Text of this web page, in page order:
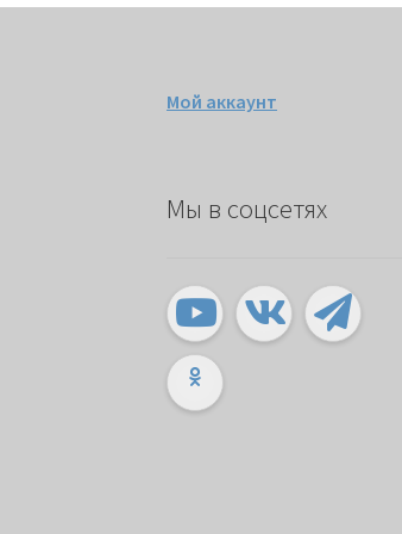
Мой аккаунт
Мы в соцсетях